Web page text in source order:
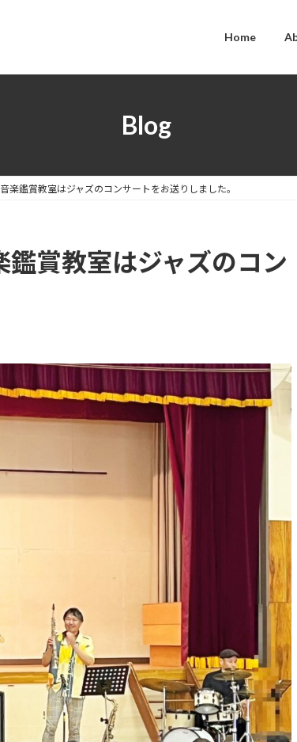
Home
Blog
楽鑑賞教室はジャズのコンサートをお送りしました。
賞教室はジャズのコン